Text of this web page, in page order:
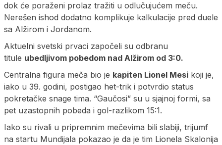
dok će poraženi prolaz tražiti u odlučujućem meču.
Nerešen ishod dodatno komplikuje kalkulacije pred duele
sa Alžirom i Jordanom.
Aktuelni svetski prvaci započeli su odbranu
titule ubedljivom pobedom nad Alžirom od 3:0.
Centralna figura meča bio je kapiten Lionel Mesi koji je,
iako u 39. godini, postigao het-trik i potvrdio status
pokretačke snage tima. “Gaučosi” su u sjajnoj formi, sa
pet uzastopnih pobeda i gol-razlikom 15:1.
Iako su rivali u pripremnim mečevima bili slabiji, trijumf
na startu Mundijala pokazao je da je tim Lionela Skalonija